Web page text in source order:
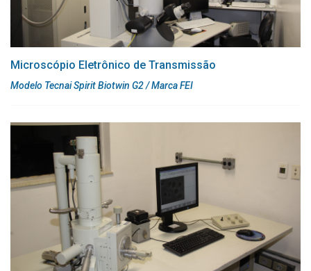
Microscópio Eletrônico de Transmissão
Modelo Tecnai Spirit Biotwin G2 / Marca FEI